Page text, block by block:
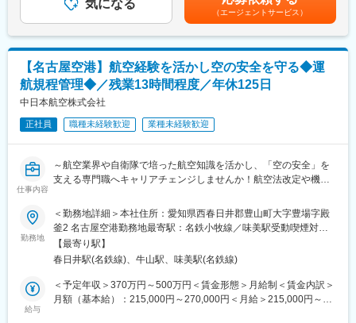
融合させた高精度な空間データを作成・提供しています。これら
のデータは、道路、上下水道、ガス、電気といったインフラ整備
に活用されているほか、ハザードマップや避難経路の位置情報な
ど防災支援の分野にも広く役立てられています。また、地図を通
して固定資産評価ができるシステムでは業界のリーディング企業
でもあります。
変更の範囲：会社の定める業務
・残業は平均5時間ほどで帰宅をする社員も多くなっています！
・通常の食品会社では、事業部ごとに担当を分けておりますが、
同社は商材ごとで分けている為、よりご自身の業務が明確化され
ています。その為業務量の調整がしやすく、働き方を整えること
ができています！
＼特徴／
・帰りにくい雰囲気は一切なし！ワークライフバランスを整えら
れる環境！
・イカやエビなど、多様な水産加工品を取り扱うため、食品業界
・長期就業している社員が多数在籍！永年勤続表彰制度もあり、
40年ほど勤務をしている社員もいます！
・年に一回のハラスメントチェック等、社内環境の維持も怠らず
行っています！
入社後は販売をメインに行って頂き、経験豊富な先輩社員がOJT
にて、丁寧に育成を行います。
月給(月額)は固定手当を含めた表記です。
気になる
（エージェントサービス）
【名古屋空港】航空経験を活かし空の安全を守る◆運
航規程管理◆／残業13時間程度／年休125日
中日本航空株式会社
正社員 職種未経験歓迎 業種未経験歓迎
仕事内容
～航空業界や自衛隊で培った航空知識を活かし、「空の安全」を
支える専門職へキャリアチェンジしませんか！航空法改定や機体
行など社会インフラを支える航空事業を支えていただきます／安
全な運航を実現するために欠かせないポジション～
■業務内容：「飛ばす人」ではなく、「安全に飛ばす仕組み」をつ
くる仕事
ドクターヘリや防災ヘリ、報道飛行などを運航する当社にて、安
全に航空機を飛ばすためのルールや手順を整備する業務をお任せ
勤務地
＜勤務地詳細＞本社住所：愛知県西春日井郡豊山町大字豊場字殿
釜2 名古屋空港勤務地最寄駅：名鉄小牧線／味美駅受動喫煙対
策：屋内喫煙可能場所あり変更の範囲：会社の定める事業所
【最寄り駅】
春日井駅(名鉄線)、牛山駅、味美駅(名鉄線)
給与
＜予定年収＞370万円～500万円＜賃金形態＞月給制＜賃金内訳＞
月額（基本給）：215,000円～270,000円＜月給＞215,000円～